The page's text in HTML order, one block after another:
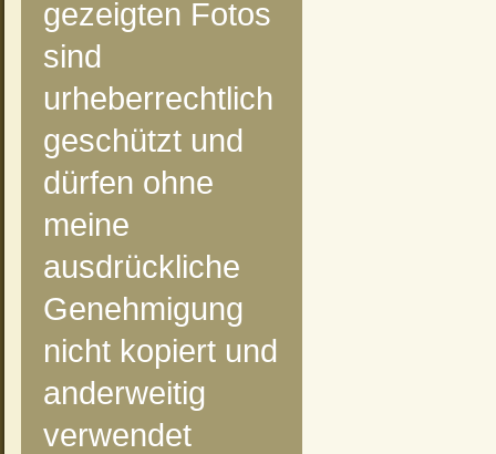
gezeigten Fotos
sind
urheberrechtlich
geschützt und
dürfen ohne
meine
ausdrückliche
Genehmigung
nicht kopiert und
anderweitig
verwendet